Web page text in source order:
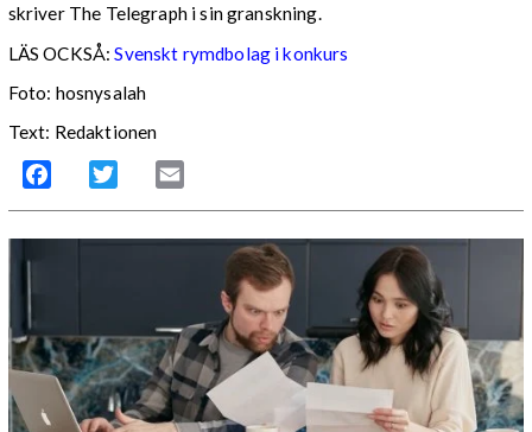
skriver The Telegraph i sin granskning.
LÄS OCKSÅ: Svenskt rymdbolag i konkurs
Foto: hosnysalah
Text: Redaktionen
Facebook Twitter